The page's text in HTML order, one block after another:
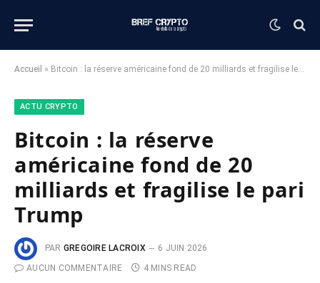
Accueil » Bitcoin : la réserve américaine fond de 20 milliards et fragilise le pari Trump
ACTU CRYPTO
Bitcoin : la réserve
américaine fond de 20
milliards et fragilise le pari
Trump
PAR GREGOIRE LACROIX
6 JUIN 2026
AUCUN COMMENTAIRE
4 MINS READ